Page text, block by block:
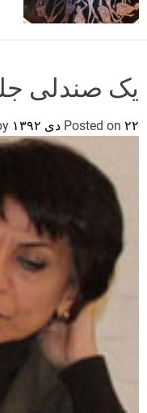
یک صندلی
Posted on ۲۲ دی ۱۳۹۲